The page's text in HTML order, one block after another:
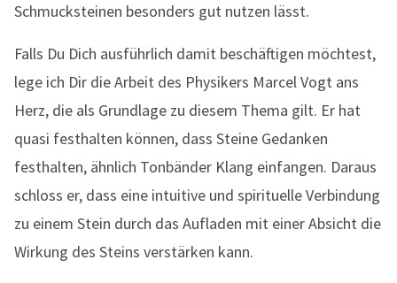
Schmucksteinen besonders gut nutzen lässt.
Falls Du Dich ausführlich damit beschäftigen möchtest,
lege ich Dir die Arbeit des Physikers Marcel Vogt ans
Herz, die als Grundlage zu diesem Thema gilt. Er hat
quasi festhalten können, dass Steine Gedanken
festhalten, ähnlich Tonbänder Klang einfangen. Daraus
schloss er, dass eine intuitive und spirituelle Verbindung
zu einem Stein durch das Aufladen mit einer Absicht die
Wirkung des Steins verstärken kann.